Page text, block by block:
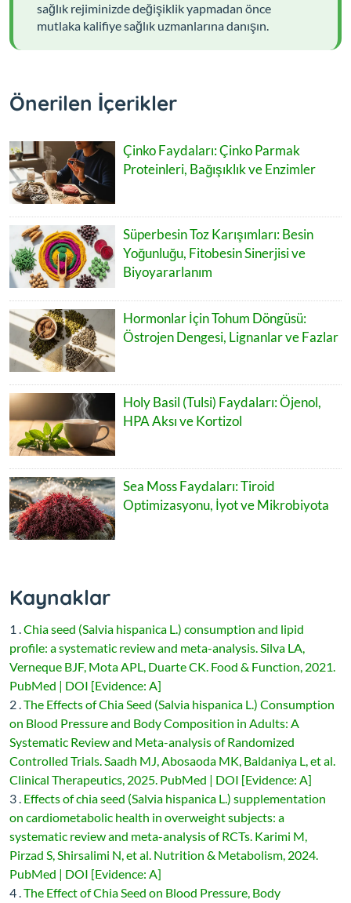
sağlık rejiminizde değişiklik yapmadan önce
mutlaka kalifiye sağlık uzmanlarına danışın.
Önerilen İçerikler
Çinko Faydaları: Çinko Parmak
Proteinleri, Bağışıklık ve Enzimler
Süperbesin Toz Karışımları: Besin
Yoğunluğu, Fitobesin Sinerjisi ve
Biyoyararlanım
Hormonlar İçin Tohum Döngüsü:
Östrojen Dengesi, Lignanlar ve Fazlar
Holy Basil (Tulsi) Faydaları: Öjenol,
HPA Aksı ve Kortizol
Sea Moss Faydaları: Tiroid
Optimizasyonu, İyot ve Mikrobiyota
Kaynaklar
1 .Chia seed (Salvia hispanica L.) consumption and lipid
profile: a systematic review and meta-analysis. Silva LA,
Verneque BJF, Mota APL, Duarte CK. Food & Function, 2021.
PubMed | DOI [Evidence: A]
2 .The Effects of Chia Seed (Salvia hispanica L.) Consumption
on Blood Pressure and Body Composition in Adults: A
Systematic Review and Meta-analysis of Randomized
Controlled Trials. Saadh MJ, Abosaoda MK, Baldaniya L, et al.
Clinical Therapeutics, 2025. PubMed | DOI [Evidence: A]
3 . Effects of chia seed (Salvia hispanica L.) supplementation
on cardiometabolic health in overweight subjects: a
systematic review and meta-analysis of RCTs. Karimi M,
Pirzad S, Shirsalimi N, et al. Nutrition & Metabolism, 2024.
PubMed | DOI [Evidence: A]
4 .The Effect of Chia Seed on Blood Pressure, Body